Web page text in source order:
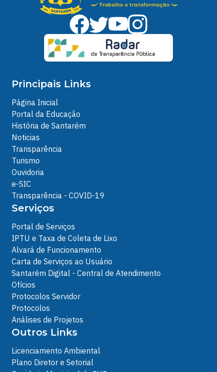
Principais Links
Página Inicial
Portal da Educação
História de Santarém
Noticias
Transparência
Turismo
Ouvidoria
e-SIC
Transparência - COVID-19
Serviços
Portal de Serviços
IPTU e Taxa de Coleta de Lixo
Alvará de Funcionamento
Carta de Serviços ao Usuário
Santarém Digital - Central de Atendimento
Ofícios
Protocolos Servidor
Protocolos
Análises de Projetos
Outros Links
Licenciamento Ambiental
Plano Diretor e Setorial